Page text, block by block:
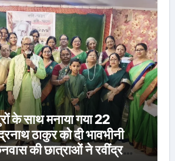
के साथ मनाया गया 22
ठाकुर को दी भावभीनी
की छात्राओं ने रवींद्र